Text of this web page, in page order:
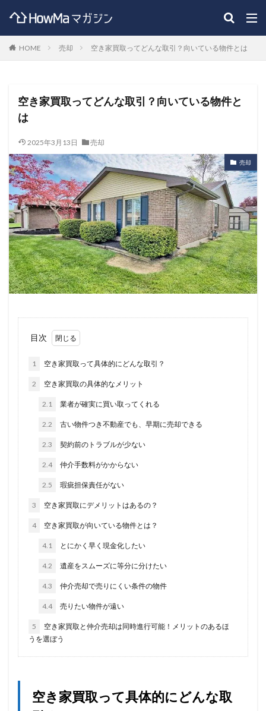
HOME 売却 空き家買取ってどんな取引？向いている物件とは
空き家買取ってどんな取引？向いている物件と
は
2025年3月13日 売却
売却
目次
1 空き家買取って具体的にどんな取引？
2 空き家買取の具体的なメリット
2.1 業者が確実に買い取ってくれる
2.2 古い物件つき不動産でも、早期に売却できる
2.3 契約前のトラブルが少ない
2.4 仲介手数料がかからない
2.5 瑕疵担保責任がない
3 空き家買取にデメリットはあるの？
4 空き家買取が向いている物件とは？
4.1 とにかく早く現金化したい
4.2 遺産をスムーズに等分に分けたい
4.3 仲介売却で売りにくい条件の物件
4.4 売りたい物件が遠い
5
空き家買取と仲介売却は同時進行可能！メリットのあるほ
うを選ぼう
空き家買取って具体的にどんな取